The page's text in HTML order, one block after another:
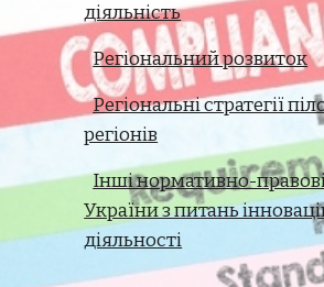
діяльність
Регіональний розвиток
Регіональні стратегії
регіонів
Інші нормативно-
України з питань
діяльності